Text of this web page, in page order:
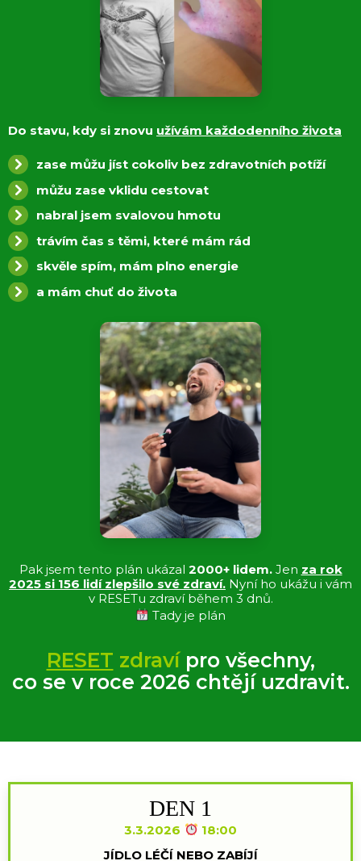
Do stavu, kdy si znovu užívám každodenního života
zase můžu jíst cokoliv bez zdravotních potíží
můžu zase vklidu cestovat
nabral jsem svalovou hmotu
trávím čas s těmi, které mám rád
skvěle spím, mám plno energie
a mám chuť do života
Pak jsem tento plán ukázal 2000+ lidem. Jen za rok
2025 si 156 lidí zlepšilo své zdraví. Nyní ho ukážu i vám
v RESETu zdraví během 3 dnů.
Tady je plán
RESET zdravípro všechny,
co se v roce 2026 chtějí uzdravit.
DEN 1
3.3.2026
18:00
JÍDLO LÉČÍ NEBO ZABÍJÍ